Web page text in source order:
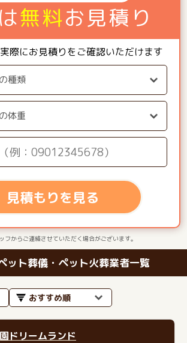
無料お見積り
際にお見積りをご確認いただけます
見積もりを見る
フからご連絡させていただく場合がございます。
ット葬儀・ペット火葬業者一覧
ドリームランド